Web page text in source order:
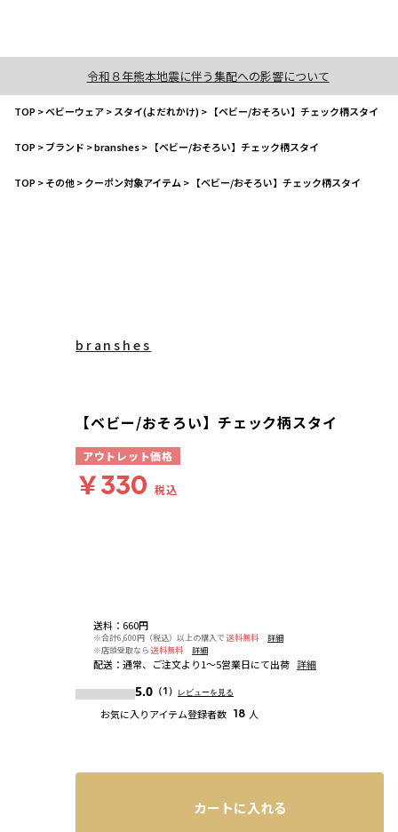
令和８年熊本地震に伴う集配への影響について
TOP>ベビーウェア>スタイ(よだれかけ)> 【ベビー/おそろい】チェック柄スタイ
TOP>ブランド >branshes> 【ベビー/おそろい】チェック柄スタイ
TOP>その他>クーポン対象アイテム > 【ベビー/おそろい】チェック柄スタイ
送料 ： 660円
※合計6,600円（税込）以上の購入で 送料無料
詳細
※店頭受取なら 送料無料 詳細
配送 ： 通常、ご注文より1～5営業日にて出荷 詳細
5.0 （1） レビューを見る
お気に入りアイテム登録者数 18 人
branshes
【ベビー/おそろい】チェック柄スタイ
アウトレット価格
￥330 税込
カートに入れる